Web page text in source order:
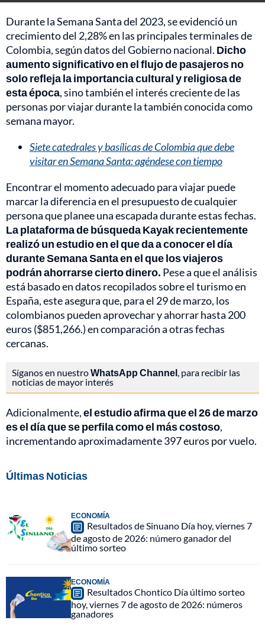
Durante la Semana Santa del 2023, se evidenció un
crecimiento del 2,28% en las principales terminales de
Colombia, según datos del Gobierno nacional. Dicho
aumento significativo en el flujo de pasajeros no
solo refleja la importancia cultural y religiosa de
esta época, sino también el interés creciente de las
personas por viajar durante la también conocida como
semana mayor.
Siete catedrales y basílicas de Colombia que debe
visitar en Semana Santa: agéndese con tiempo
Encontrar el momento adecuado para viajar puede
marcar la diferencia en el presupuesto de cualquier
persona que planee una escapada durante estas fechas.
La plataforma de búsqueda Kayak recientemente
realizó un estudio en el que da a conocer el día
durante Semana Santa en el que los viajeros
podrán ahorrarse cierto dinero. Pese a que el análisis
está basado en datos recopilados sobre el turismo en
España, este asegura que, para el 29 de marzo, los
colombianos pueden aprovechar y ahorrar hasta 200
euros ($851,266.) en comparación a otras fechas
cercanas.
Síganos en nuestroWhatsApp Channel, para recibir las
noticias de mayor interés
Adicionalmente,el estudio afirma que el 26 de marzo
es el día que se perfila como el más costoso,
incrementando aproximadamente 397 euros por vuelo.
Últimas Noticias
ECONOMÍA
Resultados de Sinuano Día hoy, viernes 7
de agosto de 2026: número ganador del
último sorteo
ECONOMÍA
Resultados Chontico Día último sorteo
hoy, viernes 7 de agosto de 2026: números
ganadores